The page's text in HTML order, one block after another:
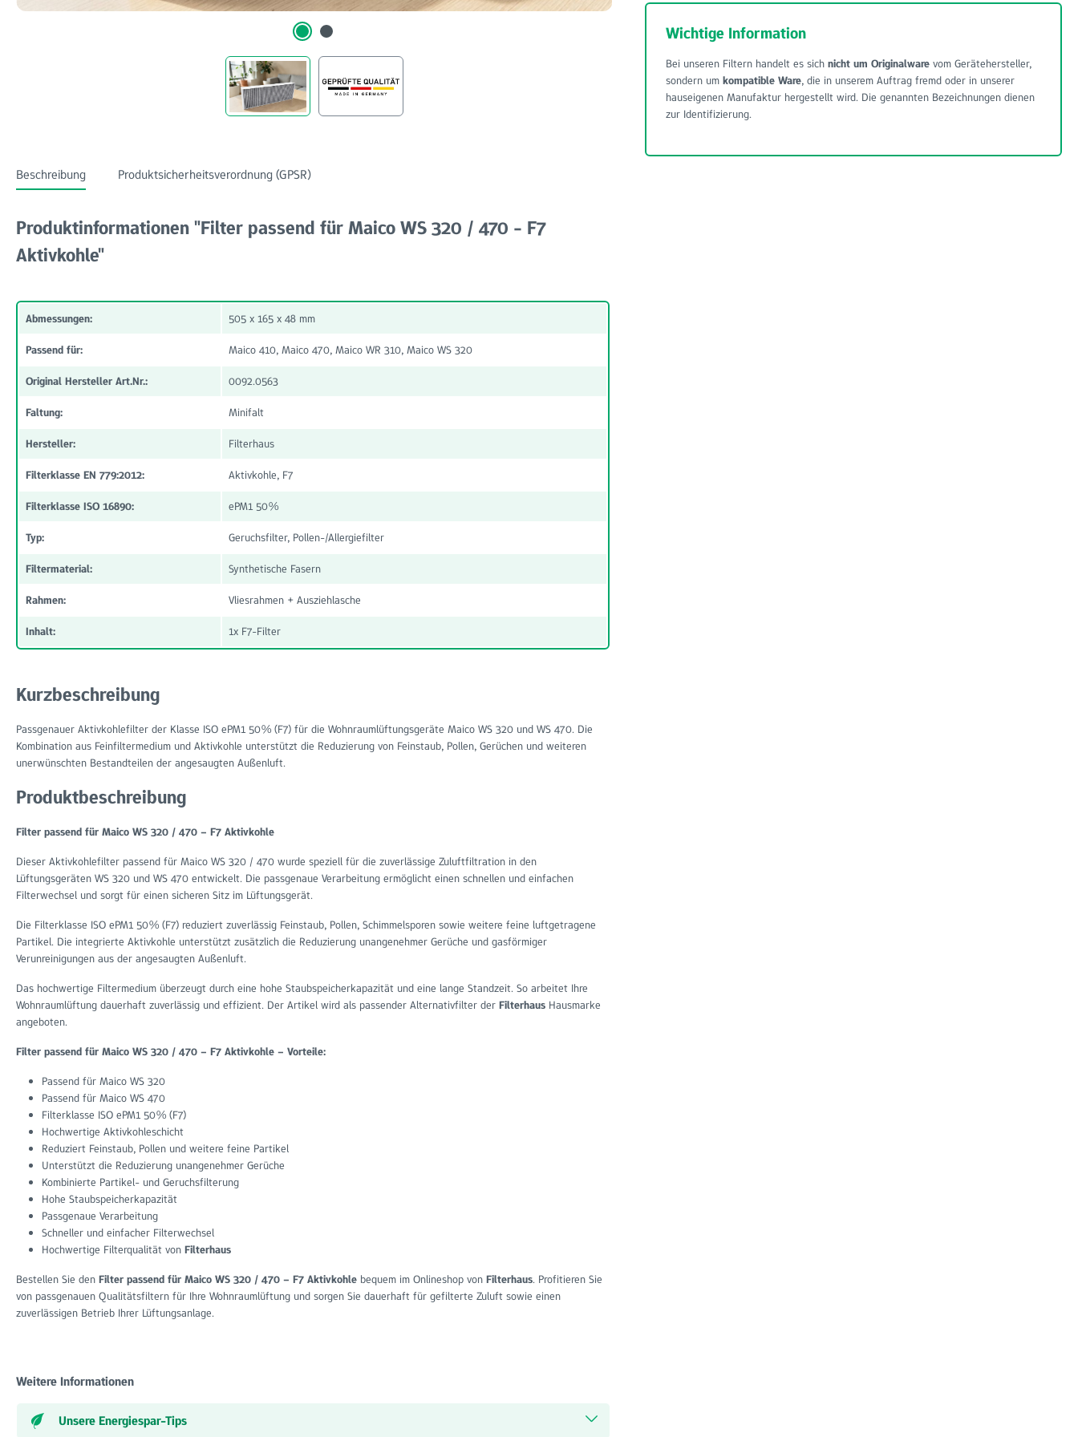
Wichtige Information
Bei unseren Filtern handelt es sich nicht um Originalware vom Gerätehersteller,
sondern um kompatible Ware, die in unserem Auftrag fremd oder in unserer
hauseigenen Manufaktur hergestellt wird. Die genannten Bezeichnungen dienen
zur Identifizierung.
Beschreibung Produktsicherheitsverordnung (GPSR)
Produktinformationen "Filter passend für Maico WS 320 / 470 - F7
Aktivkohle"
Abmessungen: 505 x 165 x 48 mm
Passend für: Maico 410, Maico 470, Maico WR 310, Maico WS 320
Original Hersteller Art.Nr.: 0092.0563
Faltung: Minifalt
Hersteller: Filterhaus
Filterklasse EN 779:2012: Aktivkohle, F7
Filterklasse ISO 16890: ePM1 50%
Typ: Geruchsfilter, Pollen-/Allergiefilter
Filtermaterial: Synthetische Fasern
Rahmen: Vliesrahmen + Ausziehlasche
Inhalt: 1x F7-Filter
Kurzbeschreibung
Passgenauer Aktivkohlefilter der Klasse ISO ePM1 50% (F7) für die Wohnraumlüftungsgeräte Maico WS 320 und WS 470. Die
Kombination aus Feinfiltermedium und Aktivkohle unterstützt die Reduzierung von Feinstaub, Pollen, Gerüchen und weiteren
unerwünschten Bestandteilen der angesaugten Außenluft.
Produktbeschreibung
Filter passend für Maico WS 320 / 470 – F7 Aktivkohle
Dieser Aktivkohlefilter passend für Maico WS 320 / 470 wurde speziell für die zuverlässige Zuluftfiltration in den
Lüftungsgeräten WS 320 und WS 470 entwickelt. Die passgenaue Verarbeitung ermöglicht einen schnellen und einfachen
Filterwechsel und sorgt für einen sicheren Sitz im Lüftungsgerät.
Die Filterklasse ISO ePM1 50% (F7) reduziert zuverlässig Feinstaub, Pollen, Schimmelsporen sowie weitere feine luftgetragene
Partikel. Die integrierte Aktivkohle unterstützt zusätzlich die Reduzierung unangenehmer Gerüche und gasförmiger
Verunreinigungen aus der angesaugten Außenluft.
Das hochwertige Filtermedium überzeugt durch eine hohe Staubspeicherkapazität und eine lange Standzeit. So arbeitet Ihre
Wohnraumlüftung dauerhaft zuverlässig und effizient. Der Artikel wird als passender Alternativfilter der Filterhaus Hausmarke
angeboten.
Filter passend für Maico WS 320 / 470 – F7 Aktivkohle – Vorteile:
Passend für Maico WS 320
Passend für Maico WS 470
Filterklasse ISO ePM1 50% (F7)
Hochwertige Aktivkohleschicht
Reduziert Feinstaub, Pollen und weitere feine Partikel
Unterstützt die Reduzierung unangenehmer Gerüche
Kombinierte Partikel- und Geruchsfilterung
Hohe Staubspeicherkapazität
Passgenaue Verarbeitung
Schneller und einfacher Filterwechsel
Hochwertige Filterqualität von Filterhaus
Bestellen Sie den Filter passend für Maico WS 320 / 470 – F7 Aktivkohle bequem im Onlineshop von Filterhaus. Profitieren Sie
von passgenauen Qualitätsfiltern für Ihre Wohnraumlüftung und sorgen Sie dauerhaft für gefilterte Zuluft sowie einen
zuverlässigen Betrieb Ihrer Lüftungsanlage.
Weitere Informationen
Unsere Energiespar-Tips